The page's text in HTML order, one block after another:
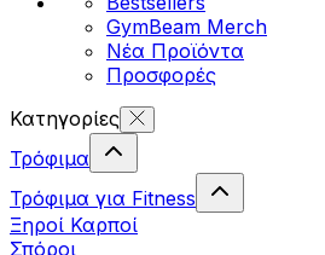
GymBeam Merch
Νέα Προϊόντα
Προσφορές
Κατηγορίες
Τρόφιμα
Τρόφιμα για Fitness
Ξηροί Καρποί
Σπόροι